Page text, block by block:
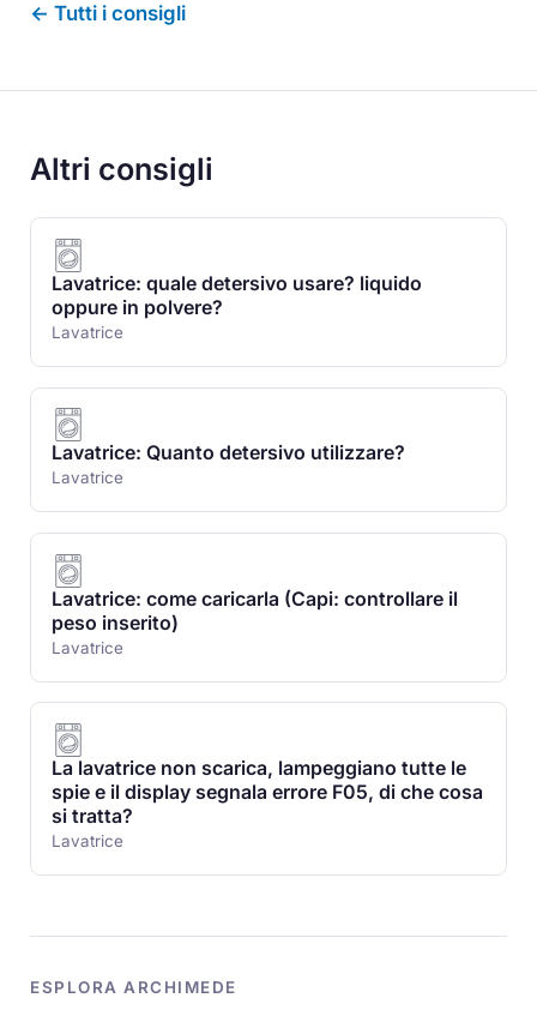
← Tutti i consigli
Altri consigli
Lavatrice: quale detersivo usare? liquido
oppure in polvere?
Lavatrice
Lavatrice: Quanto detersivo utilizzare?
Lavatrice
Lavatrice: come caricarla (Capi: controllare il
peso inserito)
Lavatrice
La lavatrice non scarica, lampeggiano tutte le
spie e il display segnala errore F05, di che cosa
si tratta?
Lavatrice
ESPLORA ARCHIMEDE